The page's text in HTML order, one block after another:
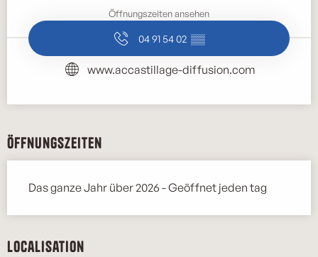
Öffnungszeiten ansehen
04 91 54 02 ▒▒
www.accastillage-diffusion.com
Öffnungszeiten
Das ganze Jahr über 2026 - Geöffnet jeden tag
Localisation